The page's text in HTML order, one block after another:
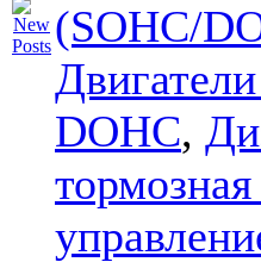
(SOHC/
DOHC,